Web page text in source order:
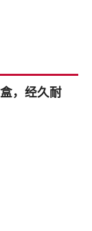
，经久耐